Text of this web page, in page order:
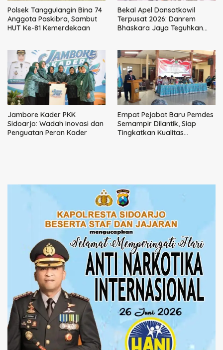
Polsek Tanggulangin Bina 74
Anggota Paskibra, Sambut
HUT Ke-81 Kemerdekaan
Bekal Apel Dansatkowil
Terpusat 2026: Danrem
Bhaskara Jaya Teguhkan
Jambore Kader PKK
Sidoarjo: Wadah Inovasi dan
Penguatan Peran Kader
Empat Pejabat Baru Pemdes
Semampir Dilantik, Siap
Tingkatkan Kualitas